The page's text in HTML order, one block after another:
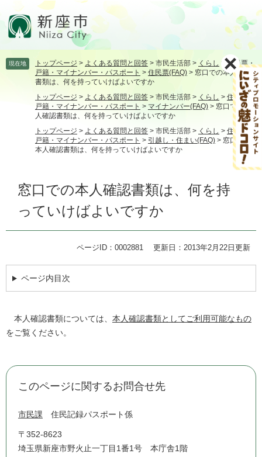
頭飛 現在地 トップページ > よくある質問と回答 > 市民生活部 > くらし >住民票・
戸籍・マイナンバー・パスポート > 住民票(FAQ) > 窓口での本人確認
書類は、何を持っていけばよいですか
トップページ > よくある質問と回答 > 市民生活部 > くらし > 住民票・
戸籍・マイナンバー・パスポート > マイナンバー(FAQ) > 窓口での本
人確認書類は、何を持っていけばよいですか
トップページ > よくある質問と回答 > 市民生活部 > くらし > 住民票・
戸籍・マイナンバー・パスポート > 引越し・住まい(FAQ) > 窓口での
本人確認書類は、何を持っていけばよいですか
窓口での本人確認書類は、何を持
っていけばよいですか
ページID：0002881 更新日：2013年2月22日更新
ページ内目次
本人確認書類については、 本人確認書類としてご利用可能なもの
をご覧ください。
このページに関するお問合せ先
市民課 住民記録パスポート係
〒352-8623
埼玉県新座市野火止一丁目1番1号 本庁舎1階